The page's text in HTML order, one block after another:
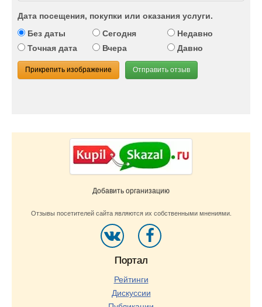
Дата посещения, покупки или оказания услуги.
Без даты
Сегодня
Недавно
Точная дата
Вчера Давно
Прикрепить изображение Отправить отзыв
Добавить организацию
Отзывы посетителей сайта являются их собственными мнениями.
Портал
Рейтинги
Дискуссии